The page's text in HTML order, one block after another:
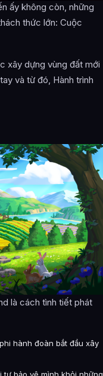
ấy không còn, những
thức lớn: Cuộc
xây dựng vùng đất mới
và từ đó, Hành trình
là cách tình tiết phát
hành đoàn bắt đầu xây
tự bảo vệ mình khỏi những